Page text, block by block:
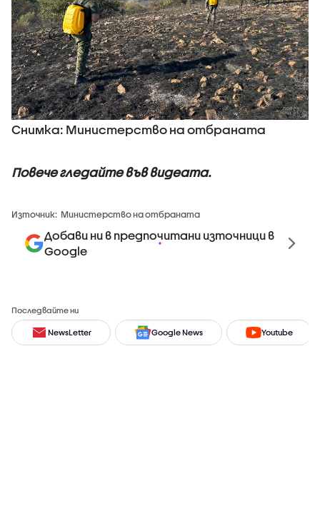
Снимка: Министерство на отбраната
Повече гледайте във видеата.
Източник: Министерство на отбраната
Добави ни в предпочитани източници в
Google
Последвайте ни
NewsLetter Google News Youtube